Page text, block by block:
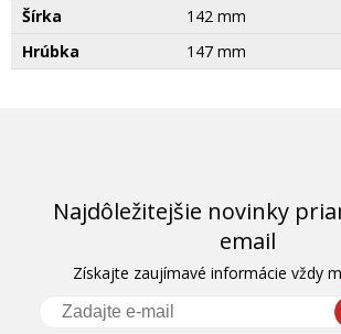
Šírka
142 mm
Hrúbka
147 mm
Najdôležitejšie novinky
email
Získajte zaujímavé informácie vždy